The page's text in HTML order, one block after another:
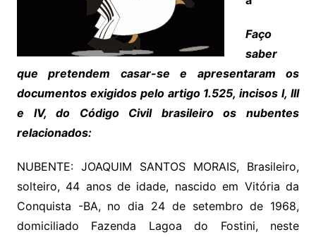
Faço
saber
que pretendem casar-se e apresentaram os
documentos exigidos pelo artigo 1.525, incisos I, III
e IV, do Código Civil brasileiro os nubentes
relacionados:
NUBENTE: JOAQUIM SANTOS MORAIS, Brasileiro,
solteiro, 44 anos de idade, nascido em Vitória da
Conquista -BA, no dia 24 de setembro de 1968,
domiciliado Fazenda Lagoa do Fostini, neste